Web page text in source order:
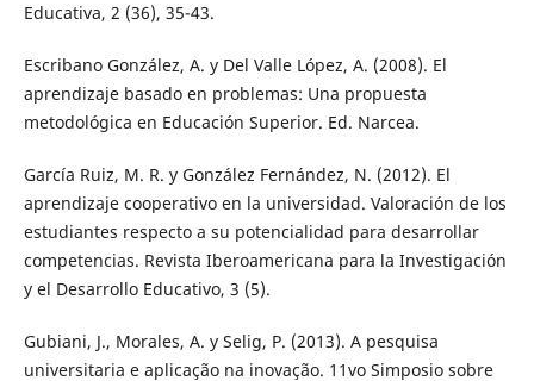
Educativa, 2 (36), 35-43.
Escribano González, A. y Del Valle López, A. (2008). El
aprendizaje basado en problemas: Una propuesta
metodológica en Educación Superior. Ed. Narcea.
García Ruiz, M. R. y González Fernández, N. (2012). El
aprendizaje cooperativo en la universidad. Valoración de los
estudiantes respecto a su potencialidad para desarrollar
competencias. Revista Iberoamericana para la Investigación
y el Desarrollo Educativo, 3 (5).
Gubiani, J., Morales, A. y Selig, P. (2013). A pesquisa
universitaria e aplicação na inovação. 11vo Simposio sobre